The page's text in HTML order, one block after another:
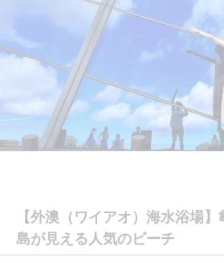
【外澳（ワイアオ）海水浴場
島が見える人気のビーチ